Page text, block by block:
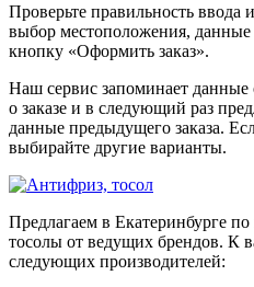
Проверьте правильность ввода
выбор местоположения,
кнопку «Оформить заказ».
Наш сервис запоминает
о заказе и в следующий раз
данные предыдущего заказа.
выбирайте другие варианты.
Предлагаем в Екатеринбурге
тосолы от ведущих брендов. К
следующих производителей: